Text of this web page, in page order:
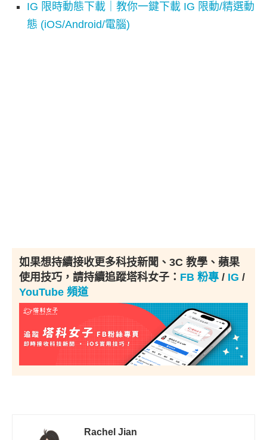
IG 限時動態下載｜教你一鍵下載 IG 限動/精選動
態 (iOS/Android/電腦)
如果想持續接收更多科技新聞、3C 教學、蘋果
使用技巧，請持續追蹤塔科女子： FB 粉專 / IG /
YouTube 頻道
Rachel Jian